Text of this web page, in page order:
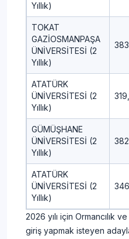
Yıllık)
TOKAT
GAZİOSMANPAŞA
ÜNİVERSİTESİ (2
Yıllık)
ATATÜRK
ÜNİVERSİTESİ (2
Yıllık)
GÜMÜŞHANE
ÜNİVERSİTESİ (2
Yıllık)
ATATÜRK
ÜNİVERSİTESİ (2
Yıllık)
2026 yılı için Ormancılık
giriş yapmak isteyen